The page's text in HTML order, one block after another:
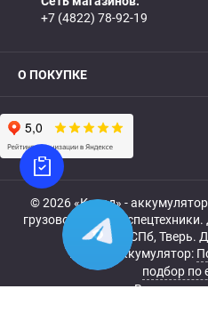
+7 (4822) 78-92-19
О ПОКУПКЕ
© 2026 «Катод» -
грузовой, мото- и
МСК, СПб, Тверь.
Купить аккумулятор:
подбор по
Все права